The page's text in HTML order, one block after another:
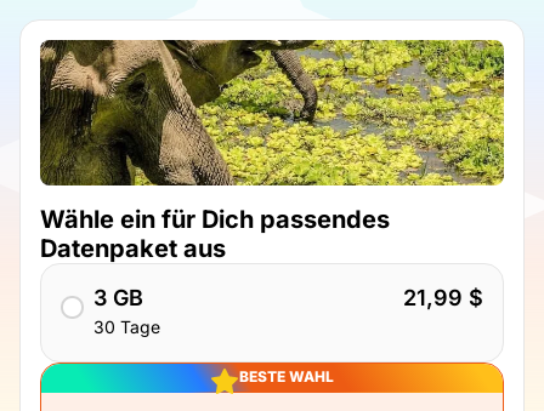
Wähle ein für Dich passendes
Datenpaket aus
3 GB
30 Tage
21,99 $
BESTE WAHL